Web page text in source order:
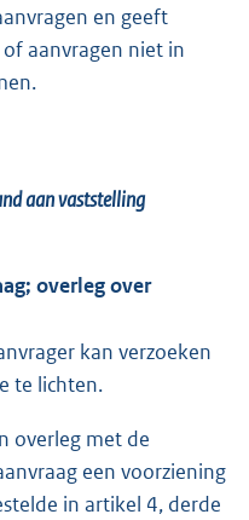
en geeft
aanvragen niet in
aan vaststelling
overleg over
kan verzoeken
te lichten.
overleg met de
een voorziening
in artikel 4, derde